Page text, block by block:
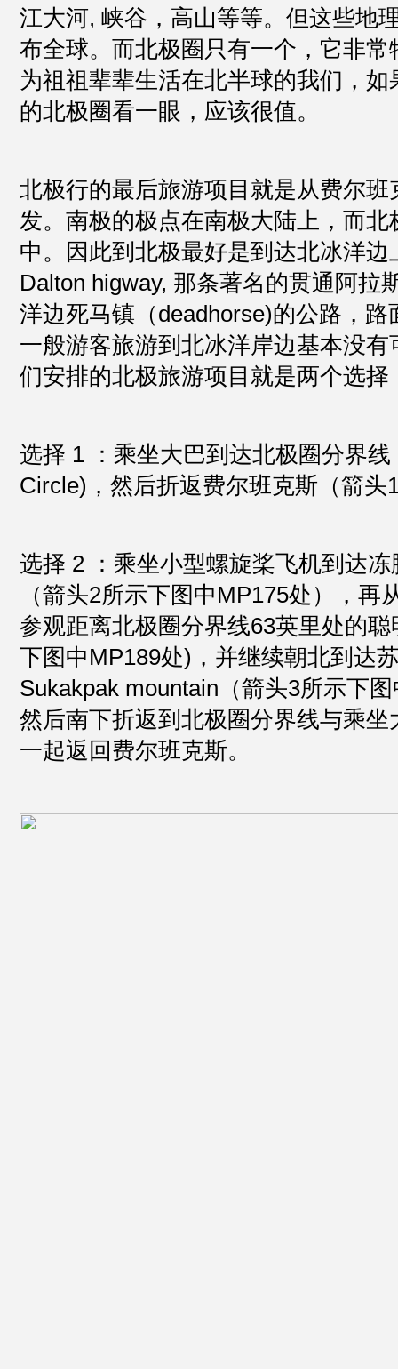
江大河, 峡谷，高山等等。但这些地
布全球。而北极圈只有一个，它非常
为祖祖辈辈生活在北半球的我们，
的北极圈看一眼，应该很值。
北极行的最后旅游项目就是从费尔班
发。南极的极点在南极大陆上，而
中。因此到北极最好是到达北冰洋边
Dalton higway, 那条著名的贯通阿拉
洋边死马镇（deadhorse)的公路，路
一般游客旅游到北冰洋岸边基本没
们安排的北极旅游项目就是两个选择
选择 1 ：乘坐大巴到达北极圈分界线
Circle)，然后折返费尔班克斯（箭头
选择 2 ：乘坐小型螺旋桨飞机到达
（箭头2所示下图中MP175处），再
参观距离北极圈分界线63英里处的
下图中MP189处)，并继续朝北到达
Sukakpak mountain（箭头3所示下
然后南下折返到北极圈分界线与乘坐
一起返回费尔班克斯。